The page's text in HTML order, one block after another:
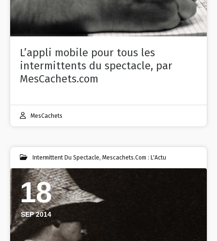
L’appli mobile pour tous les
intermittents du spectacle, par
MesCachets.com
MesCachets
Intermittent Du Spectacle, Mescachets.com : L'Actu
18
SEP 2014